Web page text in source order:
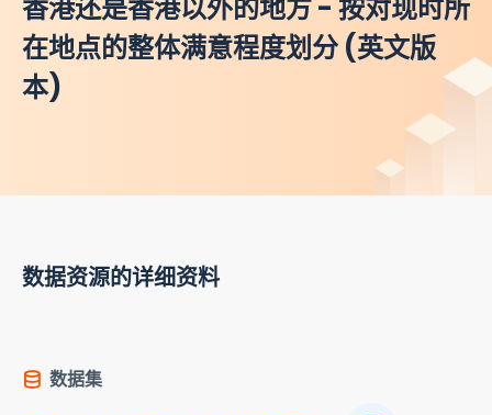
香港还是香港以外的地方 - 按对现时所
在地点的整体满意程度划分 (英文版
本)
数据资源的详细资料
数据集